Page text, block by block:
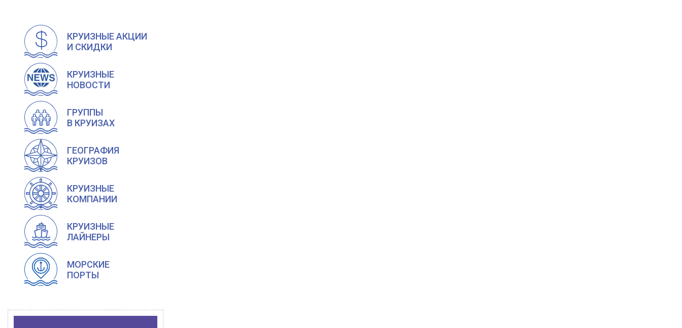
КРУИЗНЫЕ АКЦИИ
И СКИДКИ
КРУИЗНЫЕ
НОВОСТИ
ГРУППЫ
В КРУИЗАХ
ГЕОГРАФИЯ
КРУИЗОВ
КРУИЗНЫЕ
КОМПАНИИ
КРУИЗНЫЕ
ЛАЙНЕРЫ
МОРСКИЕ
ПОРТЫ